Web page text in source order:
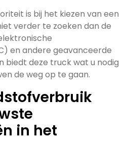
is bij het kiezen van een
verder te zoeken dan de
en andere geavanceerde
biedt deze truck wat u nodig
de weg op te gaan.
in het